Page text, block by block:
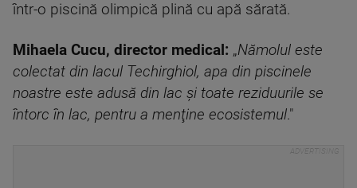
într-o piscină olimpică plină cu apă sărată.
Mihaela Cucu, director medical: „Nămolul este
colectat din lacul Techirghiol, apa din piscinele
noastre este adusă din lac şi toate reziduurile se
întorc în lac, pentru a menţine ecosistemul."